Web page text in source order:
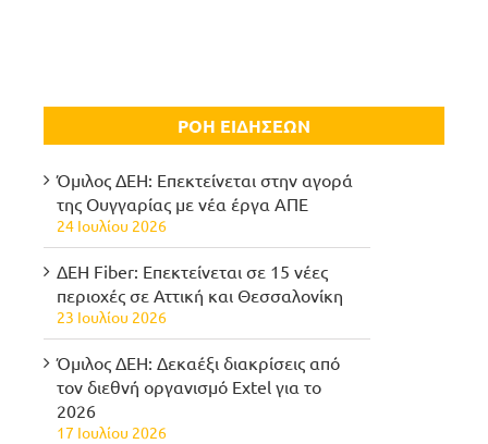
ΡΟΗ ΕΙΔΗΣΕΩΝ
Όμιλος ΔΕΗ: Επεκτείνεται στην αγορά
της Ουγγαρίας με νέα έργα ΑΠΕ
24 Ιουλίου 2026
ΔΕΗ Fiber: Επεκτείνεται σε 15 νέες
περιοχές σε Αττική και Θεσσαλονίκη
23 Ιουλίου 2026
Όμιλος ΔΕΗ: Δεκαέξι διακρίσεις από
τον διεθνή οργανισμό Extel για το
2026
17 Ιουλίου 2026